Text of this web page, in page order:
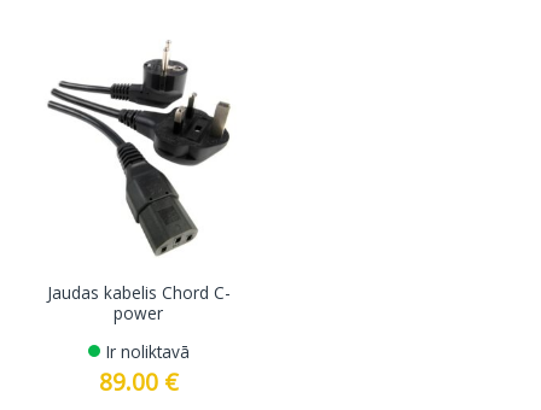
Jaudas kabelis Chord C-
power
Ir noliktavā
89.00 €